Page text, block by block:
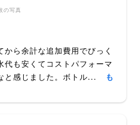
の写真
ら余計な追加費用でびっく
代も安くてコストパフォーマ
と感じました。ボトル...
も